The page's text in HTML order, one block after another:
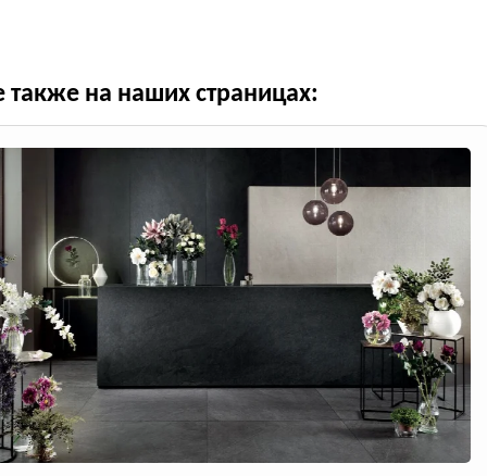
также на наших страницах: